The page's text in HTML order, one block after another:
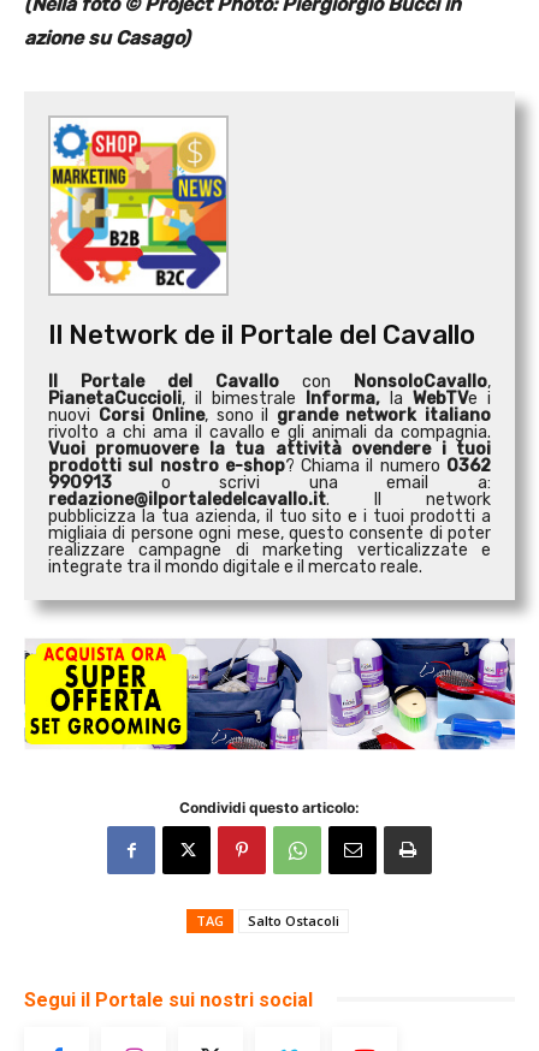
azione su Casago)
Il Network de il Portale del Cavallo
Il Portale del Cavallo con NonsoloCavallo,
PianetaCuccioli, il bimestrale Informa, la WebTVe i
nuovi Corsi Online, sono il grande network italiano
rivolto a chi ama il cavallo e gli animali da compagnia.
Vuoi promuovere la tua attività ovendere i tuoi
prodotti sul nostro e-shop? Chiama il numero 0362
990913 o scrivi una email a:
redazione@ilportaledelcavallo.it. Il network
pubblicizza la tua azienda, il tuo sito e i tuoi prodotti a
migliaia di persone ogni mese, questo consente di poter
realizzare campagne di marketing verticalizzate e
integrate tra il mondo digitale e il mercato reale.
Condividi questo articolo:
TAG Salto Ostacoli
Segui il Portale sui nostri social